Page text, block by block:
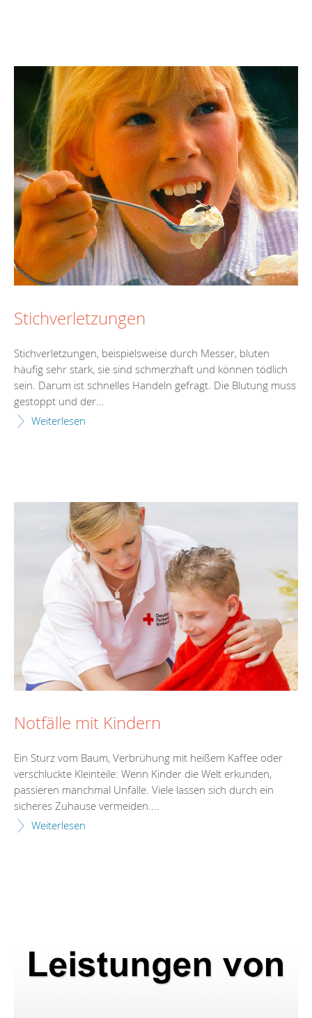
Stichverletzungen
Stichverletzungen, beispielsweise durch Messer, bluten
häufig sehr stark, sie sind schmerzhaft und können tödlich
sein. Darum ist schnelles Handeln gefragt. Die Blutung muss
gestoppt und der...
Weiterlesen
Notfälle mit Kindern
Ein Sturz vom Baum, Verbrühung mit heißem Kaffee oder
verschluckte Kleinteile: Wenn Kinder die Welt erkunden,
passieren manchmal Unfälle. Viele lassen sich durch ein
sicheres Zuhause vermeiden....
Weiterlesen